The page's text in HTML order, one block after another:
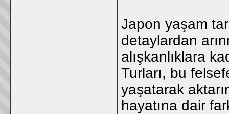
Japon yaşam
detaylardan
alışkanlıklara
Turları, bu
yaşatarak
hayatına dair